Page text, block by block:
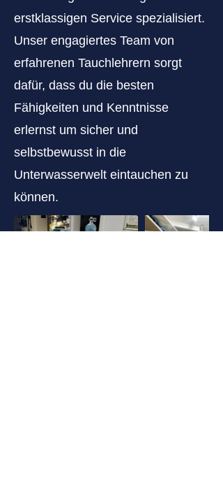
erstklassigen Service spezialisiert.
Unser engagiertes Team von
erfahrenen Tauchlehrern sorgt
dafür, dass du die besten
Fähigkeiten und Kenntnisse
erlernst um sicher und
selbstbewusst in die
Unterwasserwelt eintauchen zu
können.